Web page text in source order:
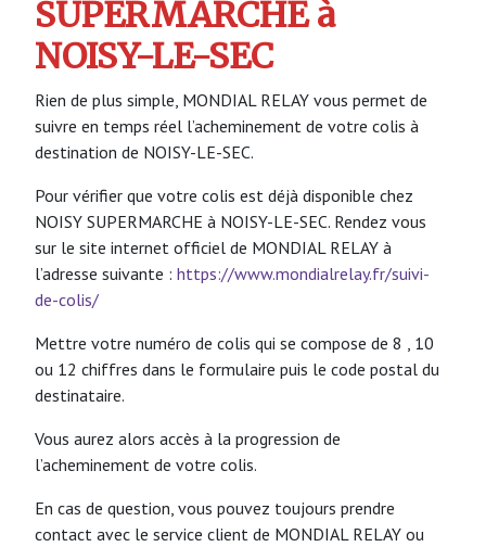
SUPERMARCHE à
NOISY-LE-SEC
Rien de plus simple, MONDIAL RELAY vous permet de
suivre en temps réel l’acheminement de votre colis à
destination de NOISY-LE-SEC.
Pour vérifier que votre colis est déjà disponible chez
NOISY SUPERMARCHE à NOISY-LE-SEC. Rendez vous
sur le site internet officiel de MONDIAL RELAY à
l’adresse suivante : https://www.mondialrelay.fr/suivi-
de-colis/
Mettre votre numéro de colis qui se compose de 8 , 10
ou 12 chiffres dans le formulaire puis le code postal du
destinataire.
Vous aurez alors accès à la progression de
l’acheminement de votre colis.
En cas de question, vous pouvez toujours prendre
contact avec le service client de MONDIAL RELAY ou